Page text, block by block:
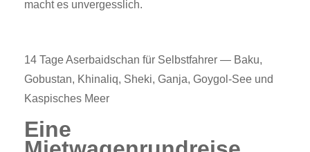
macht es unvergesslich.
14 Tage Aserbaidschan für Selbstfahrer — Baku,
Gobustan, Khinaliq, Sheki, Ganja, Goygol-See und
Kaspisches Meer
Eine